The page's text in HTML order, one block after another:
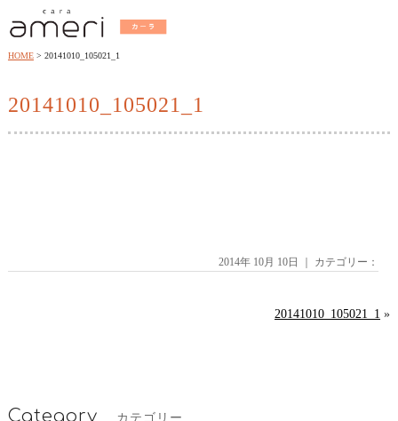
HOME 20141010_105021_1
20141010_105021_1
2014年 10月 10日 ｜ カテゴリー：
20141010_105021_1 »
Category カテゴリー